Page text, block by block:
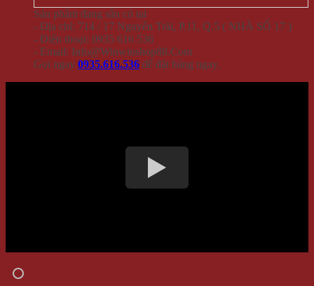
Sản phẩm đang sẵn có tại
- Địa chỉ: 714 / 17 Nguyễn Trãi, P.11, Q.5 ( NHÀ SỐ 17 )
- Điện thoại: 0935 616 536
- Email: Info@Winwinshop88.Com
Gọi ngay 0935.616.536 để đặt hàng ngay.